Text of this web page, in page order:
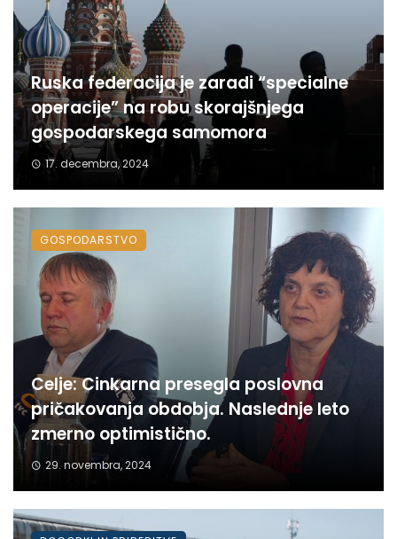
Ruska federacija je zaradi “specialne
operacije” na robu skorajšnjega
gospodarskega samomora
17. decembra, 2024
Celje: Cinkarna presegla poslovna
pričakovanja obdobja. Naslednje leto
zmerno optimistično.
29. novembra, 2024
GOSPODARSTVO